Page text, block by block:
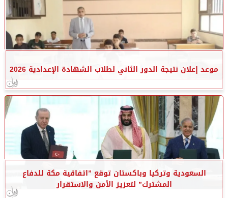
موعد إعلان نتيجة الدور الثاني لطلاب الشهادة الإعدادية 2026
السعودية وتركيا وباكستان توقع ”اتفاقية مكة للدفاع
المشترك” لتعزيز الأمن والاستقرار